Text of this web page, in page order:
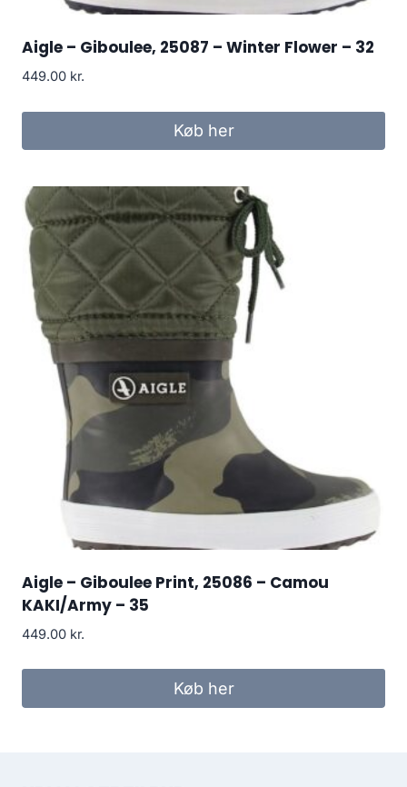
Aigle – Giboulee, 25087 – Winter Flower – 32
449.00 kr.
Køb her
Aigle – Giboulee Print, 25086 – Camou
KAKI/Army – 35
449.00 kr.
Køb her